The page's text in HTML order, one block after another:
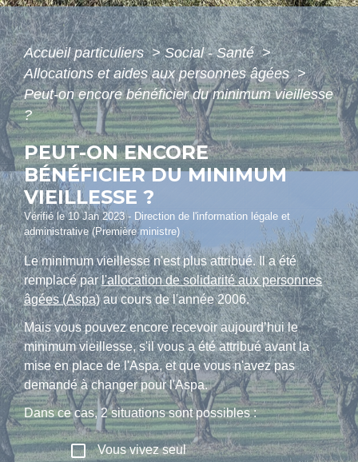
Accueil particuliers> Social - Santé>
Allocations et aides aux personnes âgées>
Peut-on encore bénéficier du minimum vieillesse
?
PEUT-ON ENCORE
BÉNÉFICIER DU MINIMUM
VIEILLESSE ?
Vérifié le 10 Jan 2023 - Direction de l'information légale et
administrative (Première ministre)
Le minimum vieillesse n'est plus attribué. Il a été
remplacé parl'allocation de solidarité aux personnes
âgées (Aspa)au cours de l'année 2006.
Mais vous pouvez encore recevoir aujourd’hui le
minimum vieillesse, s'il vous a été attribué avant la
mise en place de l'Aspa, et que vous n'avez pas
demandé à changer pour l'Aspa.
Dans ce cas, 2 situations sont possibles :
check_box_outline_blank Vous vivez seul